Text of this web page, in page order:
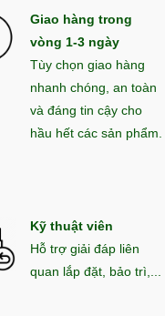
Giao hàng trong
vòng 1-3 ngày
Tùy chọn giao hàng
nhanh chóng, an toàn
và đáng tin cậy cho
hầu hết các sản phẩm.
Kỹ thuật viên
Hỗ trợ giải đáp liên
quan lắp đặt, bảo trì,...